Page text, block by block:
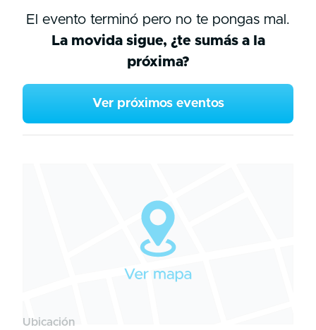
El evento terminó pero no te pongas mal.
La movida sigue, ¿te sumás a la
próxima?
Ver próximos eventos
Ubicación